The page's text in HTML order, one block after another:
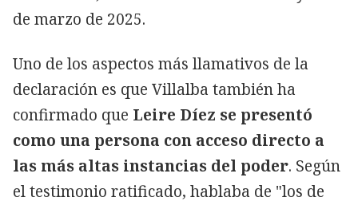
de marzo de 2025.
Uno de los aspectos más llamativos de la
declaración es que Villalba también ha
confirmado que Leire Díez se presentó
como una persona con acceso directo a
las más altas instancias del poder. Según
el testimonio ratificado, hablaba de "los de